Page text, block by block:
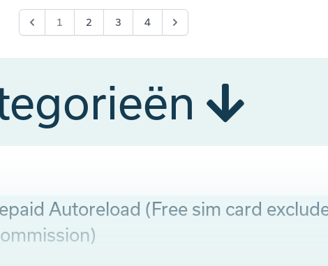
1 2 3 4
Autoreload (Free sim card